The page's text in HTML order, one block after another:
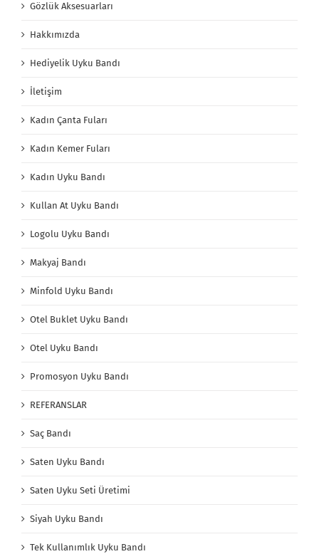
Gözlük Aksesuarları
Hakkımızda
Hediyelik Uyku Bandı
İletişim
Kadın Çanta Fuları
Kadın Kemer Fuları
Kadın Uyku Bandı
Kullan At Uyku Bandı
Logolu Uyku Bandı
Makyaj Bandı
Minfold Uyku Bandı
Otel Buklet Uyku Bandı
Otel Uyku Bandı
Promosyon Uyku Bandı
REFERANSLAR
Saç Bandı
Saten Uyku Bandı
Saten Uyku Seti Üretimi
Siyah Uyku Bandı
Tek Kullanımlık Uyku Bandı